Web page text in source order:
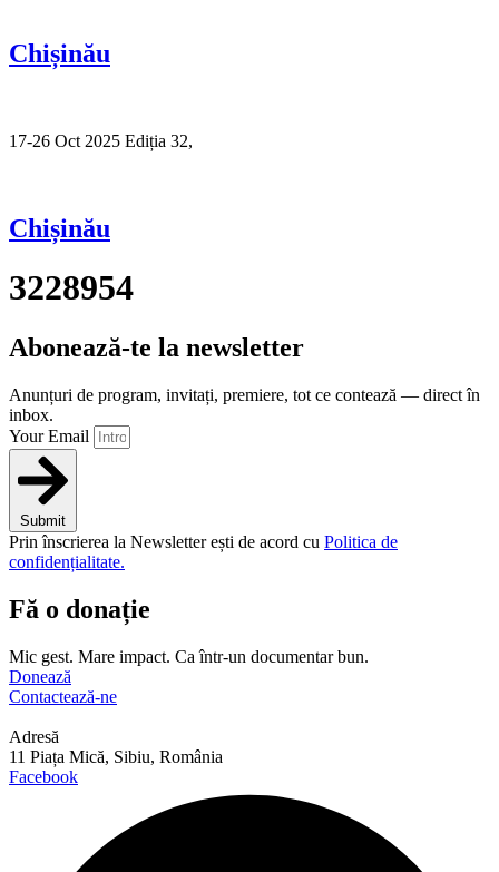
Chișinău
17-26 Oct 2025 Ediția 32,
Chișinău
3228954
Abonează-te la newsletter
Anunțuri de program, invitați, premiere, tot ce contează — direct în
inbox.
Your Email
Submit
Prin înscrierea la Newsletter ești de acord cu Politica de
confidențialitate.
Fă o donație
Mic gest. Mare impact. Ca într-un documentar bun.
Donează
Contactează-ne
Adresă
11 Piața Mică, Sibiu, România
Facebook